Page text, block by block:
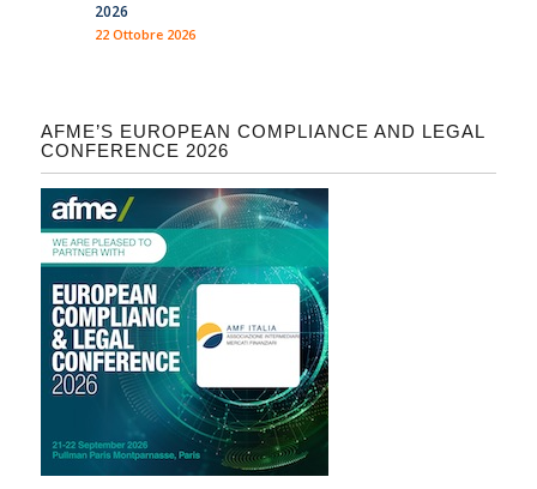
2026
22 Ottobre 2026
AFME’S EUROPEAN COMPLIANCE AND LEGAL
CONFERENCE 2026